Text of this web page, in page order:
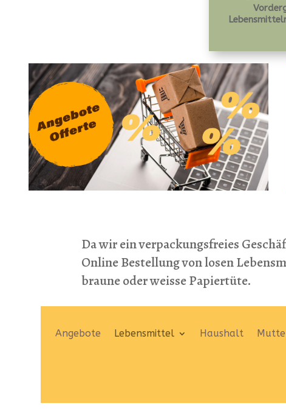
Da wir ein verpackungsfreies
Online Bestellung von losen
braune oder weisse Papiertüte.
Angebote Lebensmittel Haushalt